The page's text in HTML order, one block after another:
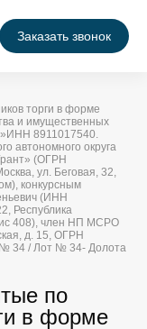
Заказать звонок
торги в форме
и имущественных
8911017540.
автономного округа
(ОГРН
ул. Беговая, 32,
конкурсным
(ИНН
Республика
408), член НП МСРО
д. 15, ОГРН
34 / Лот № 34- Долота
по
в форме